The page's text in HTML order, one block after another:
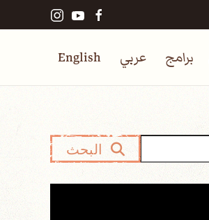
برامج عربي English
البحث